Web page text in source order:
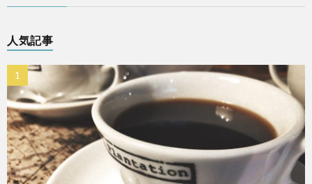
人気記事